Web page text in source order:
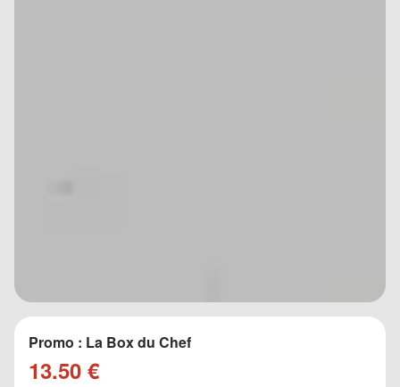
Promo : La Box du Chef
13.50 €